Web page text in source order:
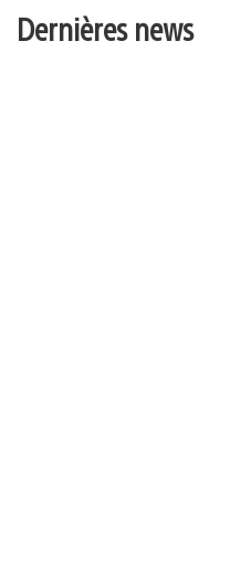
Dernières news